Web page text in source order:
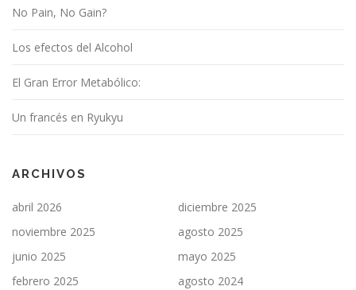
No Pain, No Gain?
Los efectos del Alcohol
El Gran Error Metabólico:
Un francés en Ryukyu
ARCHIVOS
abril 2026
diciembre 2025
noviembre 2025
agosto 2025
junio 2025
mayo 2025
febrero 2025
agosto 2024